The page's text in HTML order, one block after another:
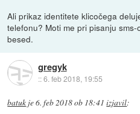
Ali prikaz identitete klicočega
telefonu? Moti me pri pisanju
besed.
gregyk
::6. feb 2018, 19:55
batuk je6. feb 2018 ob 18:41 izjavil: